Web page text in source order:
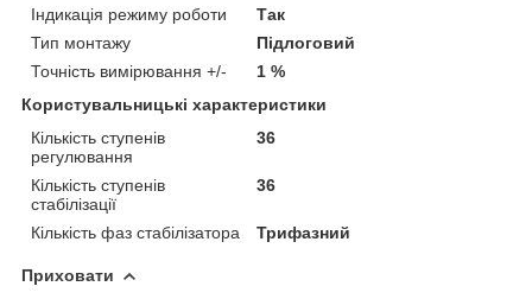
Індикація режиму роботи
Так
Тип монтажу
Підлоговий
Точність вимірювання +/-
1 %
Користувальницькі характеристики
Кількість ступенів
регулювання
36
Кількість ступенів
стабілізації
36
Кількість фаз стабілізатора Трифазний
Приховати